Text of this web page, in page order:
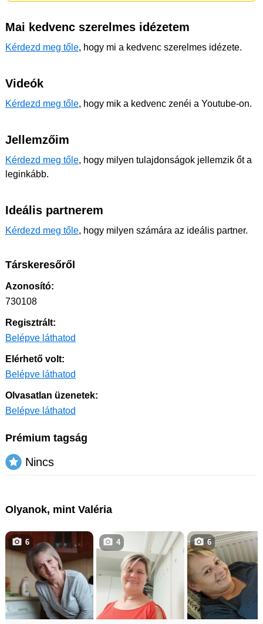
Mai kedvenc szerelmes idézetem
Kérdezd meg tőle, hogy mi a kedvenc szerelmes idézete.
Videók
Kérdezd meg tőle, hogy mik a kedvenc zenéi a Youtube-on.
Jellemzőim
Kérdezd meg tőle, hogy milyen tulajdonságok jellemzik őt a
leginkább.
Ideális partnerem
Kérdezd meg tőle, hogy milyen számára az ideális partner.
Társkeresőről
Azonosító:
730108
Regisztrált:
Belépve láthatod
Elérhető volt:
Belépve láthatod
Olvasatlan üzenetek:
Belépve láthatod
Prémium tagság
Nincs
Olyanok, mint Valéria
6 4 6